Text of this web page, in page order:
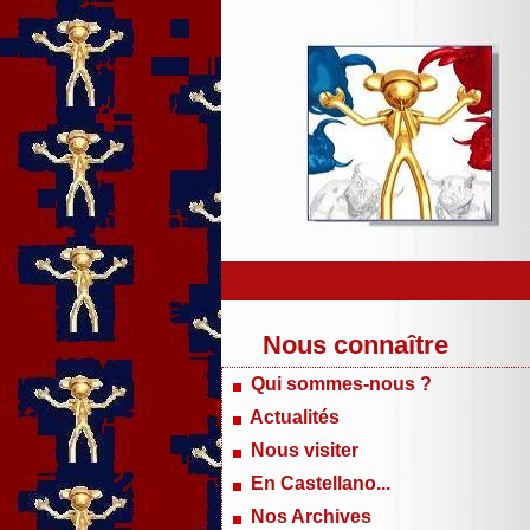
Nous connaître
Qui sommes-nous ?
Actualités
Nous visiter
En Castellano...
Nos Archives